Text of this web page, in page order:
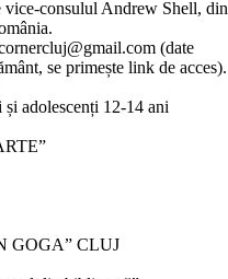
vice-consulul Andrew Shell, din
(date
se primește link de acces).
adolescenți 12-14 ani
GOGA” CLUJ